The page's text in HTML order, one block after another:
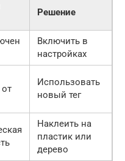
Решение
Включить в
настройках
Использовать
новый тег
Наклеить на
пластик или
дерево